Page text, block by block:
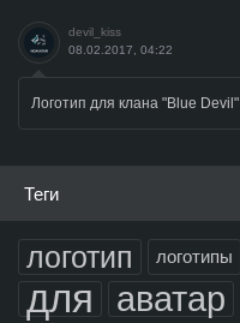
devil_kiss
08.02.2017, 04:22
Логотип для клана "Blue Devil"
Теги
логотип логотипы
для аватар